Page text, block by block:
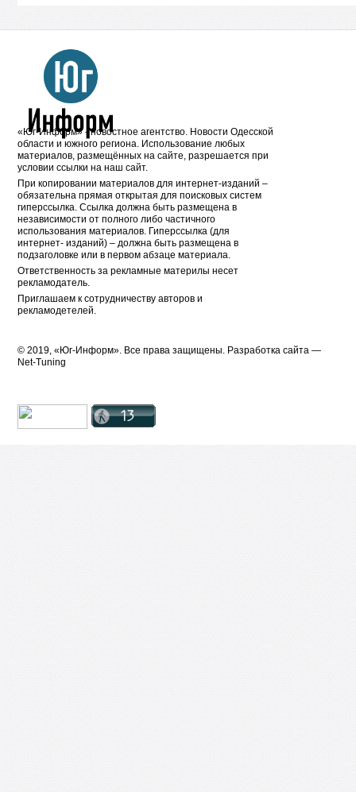
«Юг-Информ» - новостное агентство. Новости Одесской
области и южного региона. Использование любых
материалов, размещённых на сайте, разрешается при
условии ссылки на наш сайт.
При копировании материалов для интернет-изданий –
обязательна прямая открытая для поисковых систем
гиперссылка. Ссылка должна быть размещена в
независимости от полного либо частичного
использования материалов. Гиперссылка (для
интернет- изданий) – должна быть размещена в
подзаголовке или в первом абзаце материала.
Ответственность за рекламные материлы несет
рекламодатель.
Приглашаем к сотрудничеству авторов и
рекламодетелей.
© 2019, «Юг-Информ». Все права защищены. Разработка cайта —
Net-Tuning